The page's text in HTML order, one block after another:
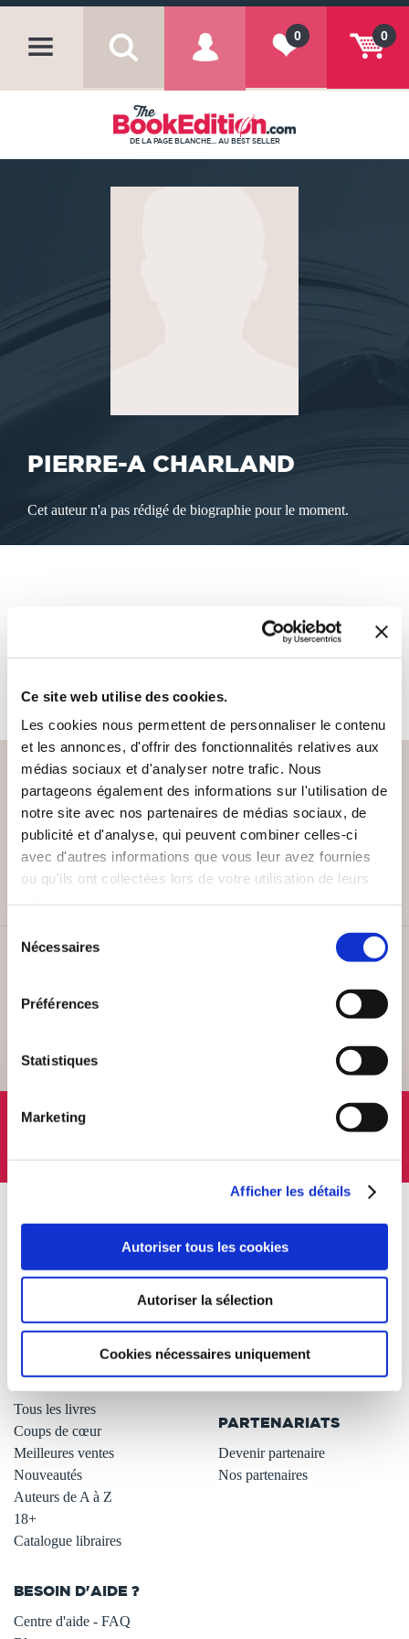
Ce site web utilise des cookies.
Les cookies nous permettent de personnaliser le contenu
et les annonces, d'offrir des fonctionnalités relatives aux
médias sociaux et d'analyser notre trafic. Nous
partageons également des informations sur l'utilisation de
notre site avec nos partenaires de médias sociaux, de
publicité et d'analyse, qui peuvent combiner celles-ci
avec d'autres informations que vous leur avez fournies
ou qu'ils ont collectées lors de votre utilisation de leurs
Nécessaires
Préférences
Statistiques
Marketing
Afficher les détails
Autoriser tous les cookies
Autoriser la sélection
Cookies nécessaires uniquement
0
0
DE LA PAGE BLANCHE... AU BEST SELLER
PIERRE-A CHARLAND
Cet auteur n'a pas rédigé de biographie pour le moment.
pour le moment.
PAIEMENT SÉCURISÉ
À PROPOS
L'auto-édition
Nos services aux auteurs
LIBRAIRIE
Tous les livres
Coups de cœur
Meilleures ventes
Nouveautés
Auteurs de A à Z
18+
Catalogue libraires
OFFRES
Remises quantités -42%
Avantages libraires -30%
Parrainage : partagez 5€
Programme de fidélité
.
PARTENARIATS
Devenir partenaire
Nos partenaires
BESOIN D'AIDE ?
Centre d'aide - FAQ